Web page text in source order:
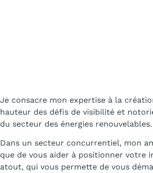
Je consacre mon expertise à la
hauteur des défis de visibilité et
du secteur des énergies renouvelables.
Dans un secteur concurrentiel, mon
que de vous aider à positionner votre
atout, qui vous permette de vous